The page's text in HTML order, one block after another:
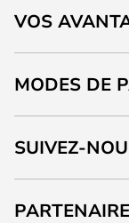
VOS
MODES DE
SUIVEZ-